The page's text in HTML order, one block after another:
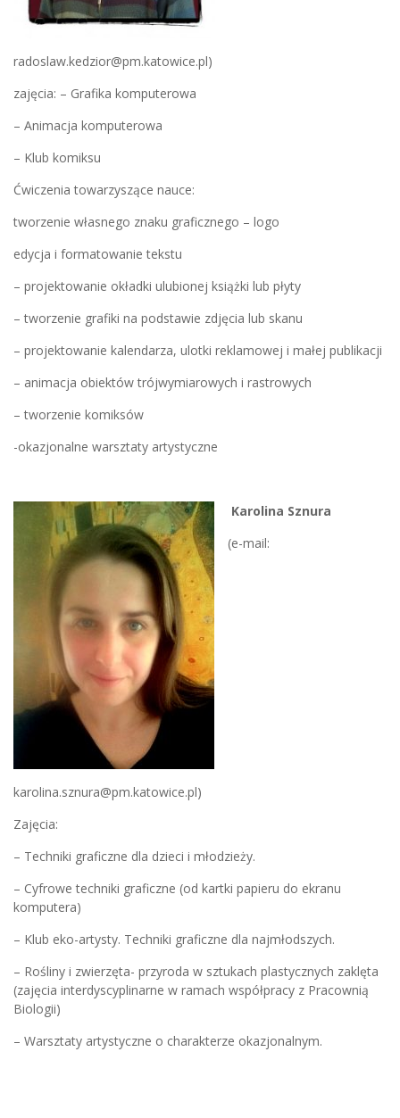
radoslaw.kedzior@pm.katowice.pl)
zajęcia: – Grafika komputerowa
– Animacja komputerowa
– Klub komiksu
Ćwiczenia towarzyszące nauce:
tworzenie własnego znaku graficznego – logo
edycja i formatowanie tekstu
– projektowanie okładki ulubionej książki lub płyty
– tworzenie grafiki na podstawie zdjęcia lub skanu
– projektowanie kalendarza, ulotki reklamowej i małej publikacji
– animacja obiektów trójwymiarowych i rastrowych
– tworzenie komiksów
-okazjonalne warsztaty artystyczne
Karolina Sznura
(e-mail:
karolina.sznura@pm.katowice.pl)
Zajęcia:
– Techniki graficzne dla dzieci i młodzieży.
– Cyfrowe techniki graficzne (od kartki papieru do ekranu
komputera)
– Klub eko-artysty. Techniki graficzne dla najmłodszych.
– Rośliny i zwierzęta- przyroda w sztukach plastycznych zaklęta
(zajęcia interdyscyplinarne w ramach współpracy z Pracownią
Biologii)
– Warsztaty artystyczne o charakterze okazjonalnym.